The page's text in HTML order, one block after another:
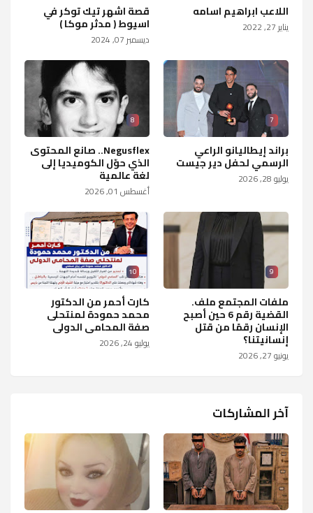
اللاعب ابراهيم اسامه
يناير 27, 2022
قصة اشهر تيك توكر في
اسيوط ( مدثر موكا )
ديسمبر 07, 2024
7
براند إيطاليانو الراعي
الرسمي لحفل دير جيست
يوليو 28, 2026
8
Negusflex.. صانع المحتوى
الذي حوّل الكوميديا إلى
لغة عالمية
أغسطس 01, 2026
9
ملفات المجتمع ملف.
القضية رقم 6 حين أصبح
الإنسان رقمًا من قتل
إنسانيتنا؟
يونيو 27, 2026
10
كارت أحمر من الدكتور
محمد حمودة لمنتحلى
صفة المحامى الدولى
يوليو 24, 2026
آخر المشاركات